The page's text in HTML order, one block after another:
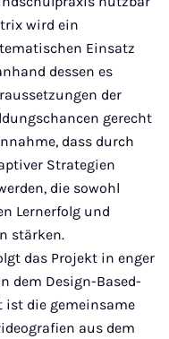
wird ein
Einsatz
dessen es
der
gerecht
dass durch
Strategien
die sowohl
Lernerfolg und
stärken.
das Projekt in enger
dem Design-Based-
ist die gemeinsame
aus dem